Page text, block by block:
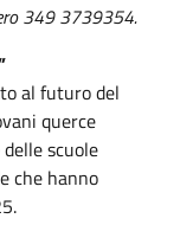
349 3739354.
al futuro del
querce
scuole
che hanno